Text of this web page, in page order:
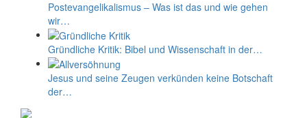
Postevangelikalismus – Was ist das und wie gehen
wir…
Gründliche Kritik: Bibel und Wissenschaft in der…
Jesus und seine Zeugen verkünden keine Botschaft
der…